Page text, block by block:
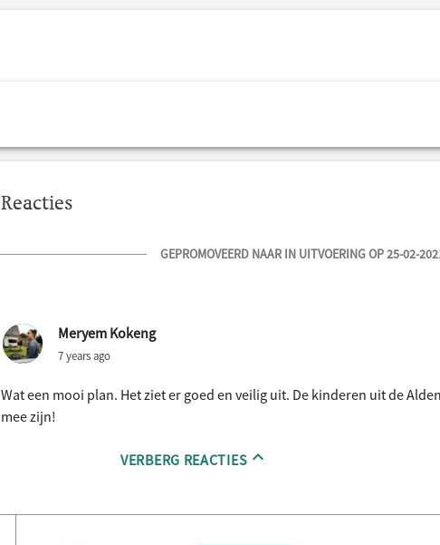
Reacties
GEPROMOVEERD NAAR IN UITVOERING OP 25-02-
Meryem Kokeng
7 years ago
Wat een mooi plan. Het ziet er goed en veilig uit. De kinderen uit de
mee zijn!
VERBERG REACTIES